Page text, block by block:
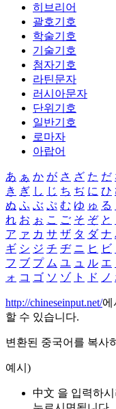
히브리어
괄호기호
학술기호
기술기호
첨자기호
라틴문자
러시아문자
단위기호
일반기호
로마자
아랍어
あ ぁ か が さ ざ た だ
き ぎ し じ ち ぢ に ひ
ぬ ふ ぶ ぷ む ゆ ゅ る
れ お ぉ こ ご そ ぞ と
ア ァ カ サ ザ タ ダ ナ
ギ シ ジ チ ヂ ニ ヒ ビ
フ ブ プ ム ユ ュ ル エ
ォ コ ゴ ソ ゾ ト ド ノ
http://chineseinput.net/에
할 수 있습니다.
변환된 중국어를 복사
예시)
中文 을 입력하시